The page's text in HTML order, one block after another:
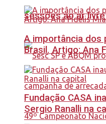
sessões ao ar
A importância dos
Brasil. Artigo: Ana
Fundação CASA
Sergio Ranalli na